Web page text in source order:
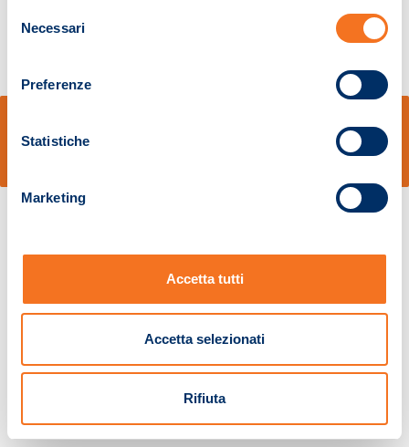
delNecessari
Preferenze
Statistiche
Marketing
Accetta tutti
Accetta selezionati
Rifiuta
Pistoia 01680210505 – R.E.A. n.155974 - Cap.Soc. € 2.000.000,00 i.v. La
Società adotta il Codice Etico D.lgs. 231/01